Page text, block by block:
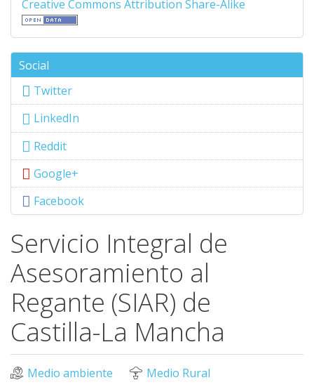
Creative Commons Attribution Share-Alike
Social
Twitter
LinkedIn
Reddit
Google+
Facebook
Servicio Integral de
Asesoramiento al
Regante (SIAR) de
Castilla-La Mancha
Medio ambiente Medio Rural